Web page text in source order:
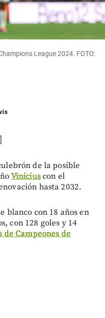
League 2024. FOTO:
de la posible
Viníciuscon el
hasta 2032.
blanco con 18 años en
con 128 goles y 14
de Campeones de